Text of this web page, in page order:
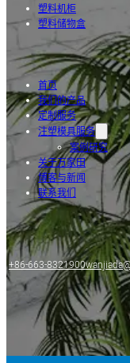
塑料机柜
塑料储物盒
首页
我们的产品
定制服务
注塑模具服务
案例研究
关于万家田
博客与新闻
联系我们
+86-663-8321900